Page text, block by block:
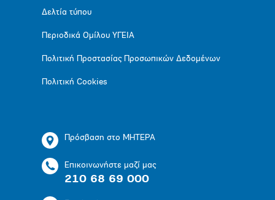
Δελτία τύπου
Περιοδικά Ομίλου ΥΓΕΙΑ
Πολιτική Προστασίας Προσωπικών Δεδομένων
Πολιτική Cookies
Πρόσβαση στο ΜΗΤΕΡΑ
Επικοινωνήστε μαζί μας
210 68 69 000